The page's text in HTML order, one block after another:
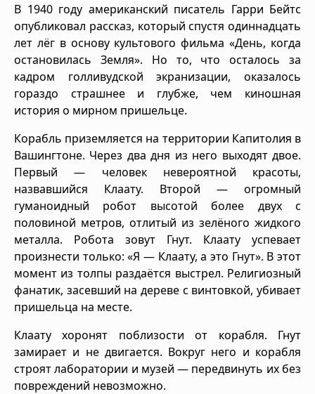
В 1940 году американский писатель Гарри Бейтс
опубликовал рассказ, который спустя одиннадцать
лет лёг в основу культового фильма «День, когда
остановилась Земля». Но то, что осталось за
кадром голливудской экранизации, оказалось
гораздо страшнее и глубже, чем киношная
история о мирном пришельце.
Корабль приземляется на территории Капитолия в
Вашингтоне. Через два дня из него выходят двое.
Первый — человек невероятной красоты,
назвавшийся Клаату. Второй — огромный
гуманоидный робот высотой более двух с
половиной метров, отлитый из зелёного жидкого
металла. Робота зовут Гнут. Клаату успевает
произнести только: «Я — Клаату, а это Гнут». В этот
момент из толпы раздаётся выстрел. Религиозный
фанатик, засевший на дереве с винтовкой, убивает
пришельца на месте.
Клаату хоронят поблизости от корабля. Гнут
замирает и не двигается. Вокруг него и корабля
строят лаборатории и музей — передвинуть их без
повреждений невозможно.